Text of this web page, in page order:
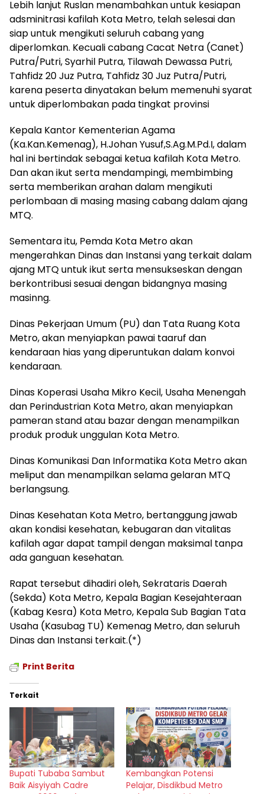
Lebih lanjut Ruslan menambahkan untuk kesiapan
adsminitrasi kafilah Kota Metro, telah selesai dan
siap untuk mengikuti seluruh cabang yang
diperlomkan. Kecuali cabang Cacat Netra (Canet)
Putra/Putri, Syarhil Putra, Tilawah Dewassa Putri,
Tahfidz 20 Juz Putra, Tahfidz 30 Juz Putra/Putri,
karena peserta dinyatakan belum memenuhi syarat
untuk diperlombakan pada tingkat provinsi
Kepala Kantor Kementerian Agama
(Ka.Kan.Kemenag), H.Johan Yusuf,S.Ag.M.Pd.I, dalam
hal ini bertindak sebagai ketua kafilah Kota Metro.
Dan akan ikut serta mendampingi, membimbing
serta memberikan arahan dalam mengikuti
perlombaan di masing masing cabang dalam ajang
MTQ.
Sementara itu, Pemda Kota Metro akan
mengerahkan Dinas dan Instansi yang terkait dalam
ajang MTQ untuk ikut serta mensukseskan dengan
berkontribusi sesuai dengan bidangnya masing
masinng.
Dinas Pekerjaan Umum (PU) dan Tata Ruang Kota
Metro, akan menyiapkan pawai taaruf dan
kendaraan hias yang diperuntukan dalam konvoi
kendaraan.
Dinas Koperasi Usaha Mikro Kecil, Usaha Menengah
dan Perindustrian Kota Metro, akan menyiapkan
pameran stand atau bazar dengan menampilkan
produk produk unggulan Kota Metro.
Dinas Komunikasi Dan Informatika Kota Metro akan
meliput dan menampilkan selama gelaran MTQ
berlangsung.
Dinas Kesehatan Kota Metro, bertanggung jawab
akan kondisi kesehatan, kebugaran dan vitalitas
kafilah agar dapat tampil dengan maksimal tanpa
ada ganguan kesehatan.
Rapat tersebut dihadiri oleh, Sekrataris Daerah
(Sekda) Kota Metro, Kepala Bagian Kesejahteraan
(Kabag Kesra) Kota Metro, Kepala Sub Bagian Tata
Usaha (Kasubag TU) Kemenag Metro, dan seluruh
Dinas dan Instansi terkait.(*)
Print Berita
Terkait
Bupati Tubaba Sambut
Baik Aisyiyah Cadre
Kembangkan Potensi
Pelajar, Disdikbud Metro